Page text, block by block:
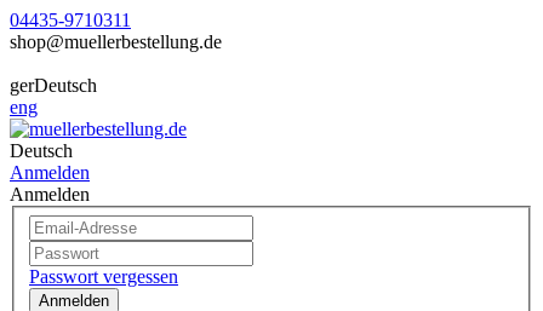
04435-9710311
shop@muellerbestellung.de
gerDeutsch
eng
Deutsch
Anmelden
Anmelden
Passwort vergessen
Anmelden